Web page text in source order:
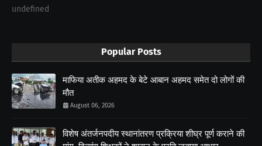
undefined
Popular Posts
माफिया अतीक अहमद के बेटे आबान अहमद समेत दो लोगों की
मौत
August 06, 2026
विशेष अंतर्जनपदीय स्थानांतरण प्रक्रिया शीघ्र पूर्ण कराने की